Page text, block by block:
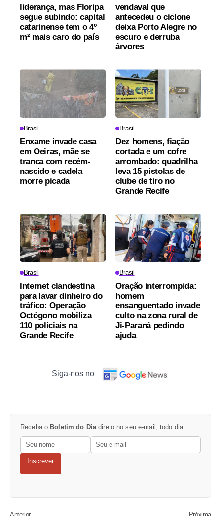
liderança, mas Floripa
segue subindo: capital
catarinense tem o 4º
m² mais caro do país
vendaval que
antecedeu o ciclone
deixa Porto Alegre no
escuro e derruba
árvores
Brasil
Enxame invade casa
em Oeiras, mãe se
tranca com recém-
nascido e cadela
morre picada
Brasil
Dez homens, fiação
cortada e um cofre
arrombado: quadrilha
leva 15 pistolas de
clube de tiro no
Grande Recife
Brasil
Internet clandestina
para lavar dinheiro do
tráfico: Operação
Octógono mobiliza
110 policiais na
Grande Recife
Brasil
Oração interrompida:
homem
ensanguentado invade
culto na zona rural de
Ji-Paraná pedindo
ajuda
Siga-nos no
Receba o Boletim do Diadireto no seu e-mail, todo dia.
Inscrever
Anterior Próxima